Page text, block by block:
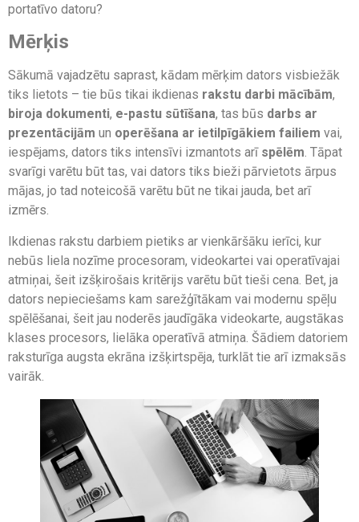
portatīvo datoru?
Mērķis
Sākumā vajadzētu saprast, kādam mērķim dators visbiežāk
tiks lietots – tie būs tikai ikdienas rakstu darbi mācībām,
biroja dokumenti, e-pastu sūtīšana, tas būs darbs ar
prezentācijām un operēšana ar ietilpīgākiem failiem vai,
iespējams, dators tiks intensīvi izmantots arī spēlēm. Tāpat
svarīgi varētu būt tas, vai dators tiks bieži pārvietots ārpus
mājas, jo tad noteicošā varētu būt ne tikai jauda, bet arī
izmērs.
Ikdienas rakstu darbiem pietiks ar vienkāršāku ierīci, kur
nebūs liela nozīme procesoram, videokartei vai operatīvajai
atmiņai, šeit izšķirošais kritērijs varētu būt tieši cena. Bet, ja
dators nepieciešams kam sarežģītākam vai modernu spēļu
spēlēšanai, šeit jau noderēs jaudīgāka videokarte, augstākas
klases procesors, lielāka operatīvā atmiņa. Šādiem datoriem
raksturīga augsta ekrāna izšķirtspēja, turklāt tie arī izmaksās
vairāk.